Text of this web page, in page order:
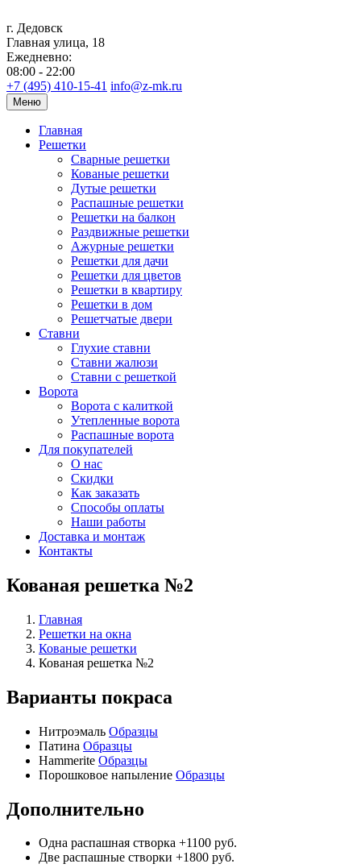
г. Дедовск
Главная улица, 18
Ежедневно:
08:00 - 22:00
+7 (495) 410-15-41 info@z-mk.ru
Меню
Главная
Решетки
Сварные решетки
Кованые решетки
Дутые решетки
Распашные решетки
Решетки на балкон
Раздвижные решетки
Ажурные решетки
Решетки для дачи
Решетки для цветов
Решетки в квартиру
Решетки в дом
Решетчатые двери
Ставни
Глухие ставни
Ставни жалюзи
Ставни с решеткой
Ворота
Ворота с калиткой
Утепленные ворота
Распашные ворота
Для покупателей
О нас
Скидки
Как заказать
Способы оплаты
Наши работы
Доставка и монтаж
Контакты
Кованая решетка №2
Главная
Решетки на окна
Кованые решетки
Кованая решетка №2
Варианты покраса
Нитроэмаль Образцы
Патина Образцы
Hammerite Образцы
Порошковое напыление Образцы
Дополнительно
Одна распашная створка +1100 руб.
Две распашные створки +1800 руб.